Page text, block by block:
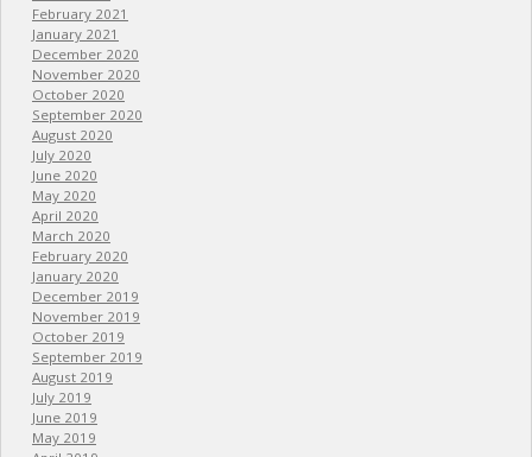
February 2021
January 2021
December 2020
November 2020
October 2020
September 2020
August 2020
July 2020
June 2020
May 2020
April 2020
March 2020
February 2020
January 2020
December 2019
November 2019
October 2019
September 2019
August 2019
July 2019
June 2019
May 2019